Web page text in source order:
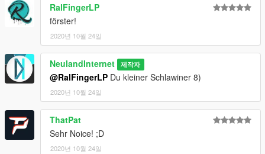
The police equipment is modeled and textured by Perryn, and
consists of the following:
Standby L52C
Standby L52C Windshield Mount
Swedish Police wide angle mirror on the passenger side
Standby W1 Lightbar
Standby L88 Circle leds
Abicon Cabinet in the trunk
Standby Carat
Standby H1 Button
Standby Grill Siren
Grill high beam lights
RalFingerLP
förster!
2020년 10월 24일
NeulandInternet 제작자
@RalFingerLP Du kleiner Schlawiner 8)
2020년 10월 24일
ThatPat
Sehr Noice! ;D
2020년 10월 24일